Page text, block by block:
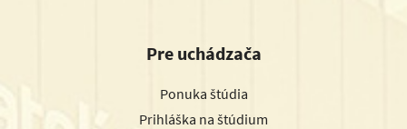
Pre uchádzača
Ponuka štúdia
Prihláška na štúdium